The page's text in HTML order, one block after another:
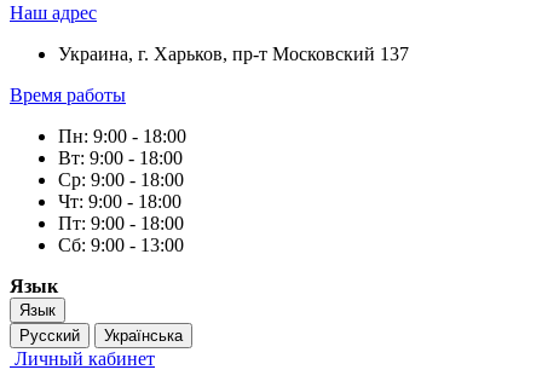
Наш адрес
Украина, г. Харьков, пр-т Московский 137
Время работы
Пн: 9:00 - 18:00
Вт: 9:00 - 18:00
Ср: 9:00 - 18:00
Чт: 9:00 - 18:00
Пт: 9:00 - 18:00
Сб: 9:00 - 13:00
Язык
Язык
Русский
Українська
Личный кабинет